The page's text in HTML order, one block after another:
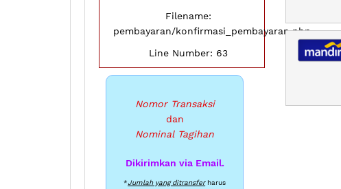
Filename:
pembayaran/konfirmasi_pembayaran.php
Line Number: 63
Nomor Transaksi
dan
Nominal Tagihan
Dikirimkan via Email.
*Jumlah yang ditransferharus